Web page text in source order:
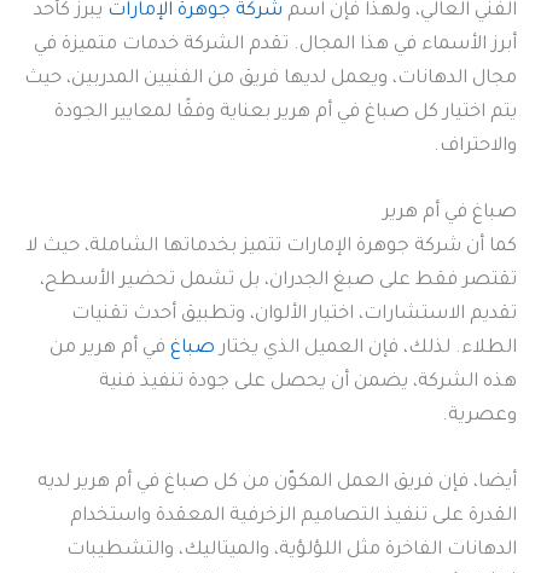
الفني العالي، ولهذا فإن اسم شركة جوهرة الإمارات يبرز كأحد
أبرز الأسماء في هذا المجال. تقدم الشركة خدمات متميزة في
مجال الدهانات، ويعمل لديها فريق من الفنيين المدربين، حيث
يتم اختيار كل صباغ في أم هرير بعناية وفقًا لمعايير الجودة
والاحتراف.
صباغ في أم هرير
كما أن شركة جوهرة الإمارات تتميز بخدماتها الشاملة، حيث لا
تقتصر فقط على صبغ الجدران، بل تشمل تحضير الأسطح،
تقديم الاستشارات، اختيار الألوان، وتطبيق أحدث تقنيات
الطلاء. لذلك، فإن العميل الذي يختار صباغ في أم هرير من
هذه الشركة، يضمن أن يحصل على جودة تنفيذ فنية
وعصرية.
أيضا، فإن فريق العمل المكوّن من كل صباغ في أم هرير لديه
القدرة على تنفيذ التصاميم الزخرفية المعقدة واستخدام
الدهانات الفاخرة مثل اللؤلؤية، والميتاليك، والتشطيبات